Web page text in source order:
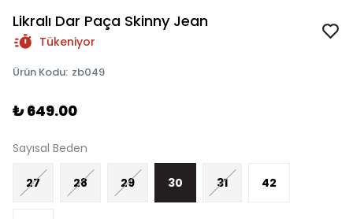
Likralı Dar Paça Skinny Jean
Tükeniyor
Ürün Kodu: zb049
₺ 649.00
Sayısal Beden
27 28 29 30 31 42